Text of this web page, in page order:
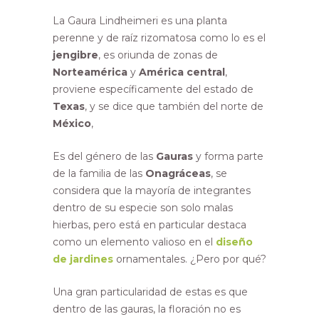
La Gaura Lindheimeri es una planta
perenne y de raíz rizomatosa como lo es el
jengibre, es oriunda de zonas de
Norteamérica y América central,
proviene específicamente del estado de
Texas, y se dice que también del norte de
México,
Es del género de las Gauras y forma parte
de la familia de las Onagráceas, se
considera que la mayoría de integrantes
dentro de su especie son solo malas
hierbas, pero está en particular destaca
como un elemento valioso en el diseño
de jardines ornamentales. ¿Pero por qué?
Una gran particularidad de estas es que
dentro de las gauras, la floración no es